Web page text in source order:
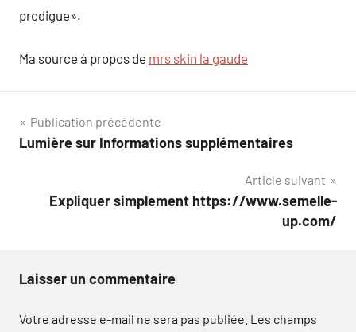
prodigue».
Ma source à propos de mrs skin la gaude
Navigation
de
Publication précédente
Lumière sur Informations supplémentaires
Article suivant
Expliquer simplement https://www.semelle-
up.com/
Laisser un commentaire
Votre adresse e-mail ne sera pas publiée. Les champs